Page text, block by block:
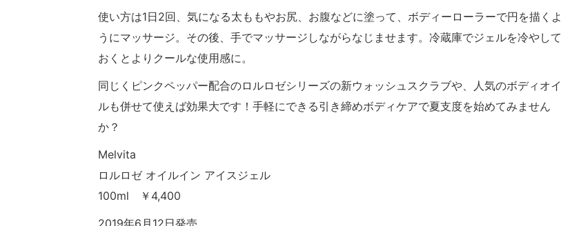
使い方は1日2回、気になる太ももやお尻、お腹などに塗って、ボディーローラーで円を描くよ
うにマッサージ。その後、手でマッサージしながらなじませます。冷蔵庫でジェルを冷やして
おくとよりクールな使用感に。
同じくピンクペッパー配合のロルロゼシリーズの新ウォッシュスクラブや、人気のボディオイ
ルも併せて使えば効果大です！手軽にできる引き締めボディケアで夏支度を始めてみません
か？
Melvita
ロルロゼ オイルイン アイスジェル
100ml ￥4,400